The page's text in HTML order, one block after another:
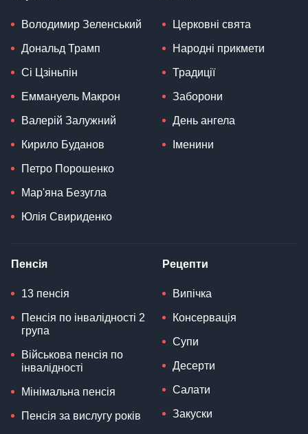
Володимир Зеленський
Дональд Трамп
Сі Цзіньпін
Еммануель Макрон
Валерій Залужний
Кирило Буданов
Петро Порошенко
Мар'яна Безугла
Юлія Свириденко
Церковні свята
Народні прикмети
Традиції
Заборони
День ангела
Іменини
Пенсія
13 пенсія
Пенсія по інвалідності 2
група
Військова пенсія по
інвалідності
Мінімальна пенсія
Пенсія за вислугу років
Рецепти
Випічка
Консервація
Супи
Десерти
Салати
Закуски